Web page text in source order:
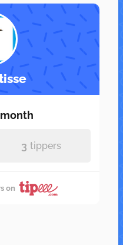
month
3 tippers
on